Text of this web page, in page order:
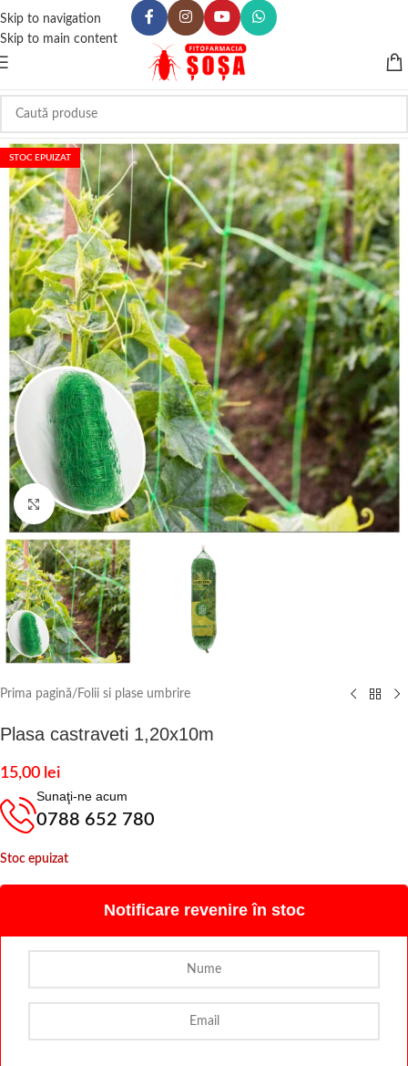
Skip to navigation
Skip to main content
STOC EPUIZAT
Click to enlarge
Prima pagină/ Folii si plase umbrire
Plasa castraveti 1,20x10m
15,00 lei
Sunaţi-ne acum
0788 652 780
Stoc epuizat
Notificare revenire în stoc